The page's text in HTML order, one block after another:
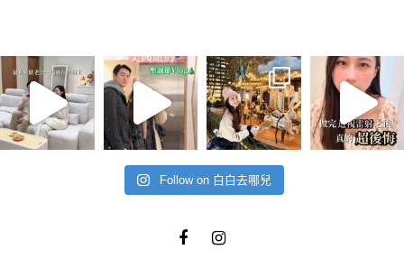
Follow on 白白去哪兒